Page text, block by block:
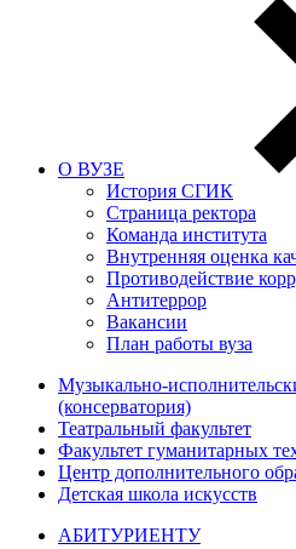
О ВУЗЕ
История СГИК
Страница ректора
Команда института
Внутренняя оценка
Противодействие
Антитеррор
Вакансии
План работы вуза
Музыкально-
(консерватория)
Театральный факультет
Факультет гуманитарных
Центр дополнительного
Детская школа искусств
АБИТУРИЕНТУ